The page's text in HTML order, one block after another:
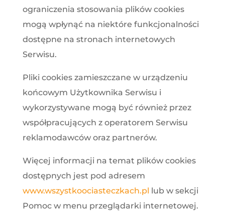
ograniczenia stosowania plików cookies
mogą wpłynąć na niektóre funkcjonalności
dostępne na stronach internetowych
Serwisu.
Pliki cookies zamieszczane w urządzeniu
końcowym Użytkownika Serwisu i
wykorzystywane mogą być również przez
współpracujących z operatorem Serwisu
reklamodawców oraz partnerów.
Więcej informacji na temat plików cookies
dostępnych jest pod adresem
www.wszystkoociasteczkach.pl lub w sekcji
Pomoc w menu przeglądarki internetowej.